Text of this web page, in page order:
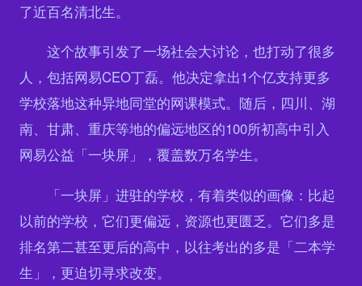
了近百名清北生。
这个故事引发了一场社会大讨论，也打动了很多
人，包括网易CEO丁磊。他决定拿出1个亿支持更多
学校落地这种异地同堂的网课模式。随后，四川、湖
南、甘肃、重庆等地的偏远地区的100所初高中引入
网易公益「一块屏」，覆盖数万名学生。
「一块屏」进驻的学校，有着类似的画像：比起
以前的学校，它们更偏远，资源也更匮乏。它们多是
排名第二甚至更后的高中，以往考出的多是「二本学
生」，更迫切寻求改变。